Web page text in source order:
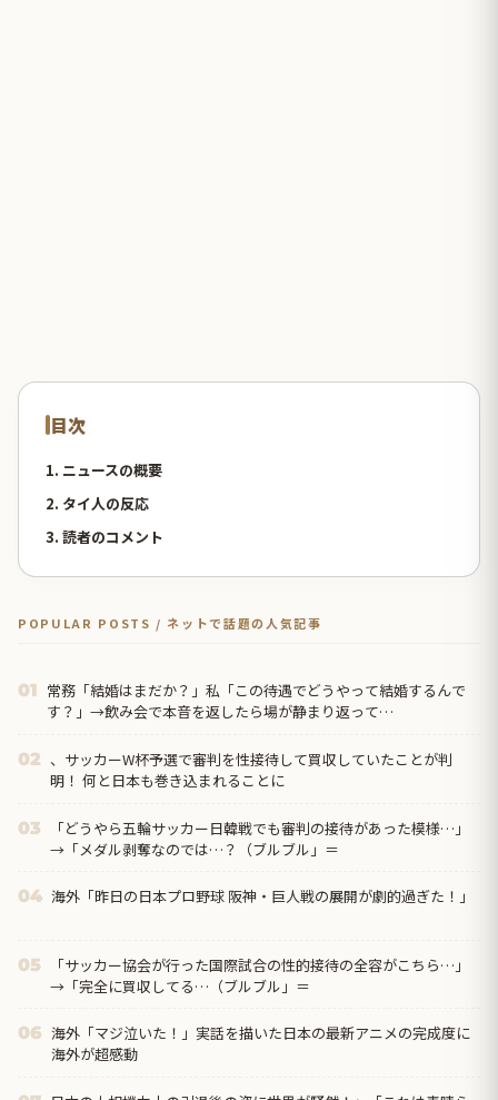
目次
1. ニュースの概要
2. タイ人の反応
3. 読者のコメント
POPULAR POSTS / ネットで話題の人気記事
01 常務「結婚はまだか？」私「この待遇でどうやって結婚するんで
す？」→飲み会で本音を返したら場が静まり返って…
02 、サッカーW杯予選で審判を性接待して買収していたことが判
明！ 何と日本も巻き込まれることに
03
「どうやら五輪サッカー日韓戦でも審判の接待があった模様…」
→「メダル剥奪なのでは…？（ブルブル」＝
04 海外「昨日の日本プロ野球 阪神・巨人戦の展開が劇的過ぎた！」
05
「サッカー協会が行った国際試合の性的接待の全容がこちら…」
→「完全に買収してる…（ブルブル」＝
06 海外「マジ泣いた！」実話を描いた日本の最新アニメの完成度に
海外が超感動